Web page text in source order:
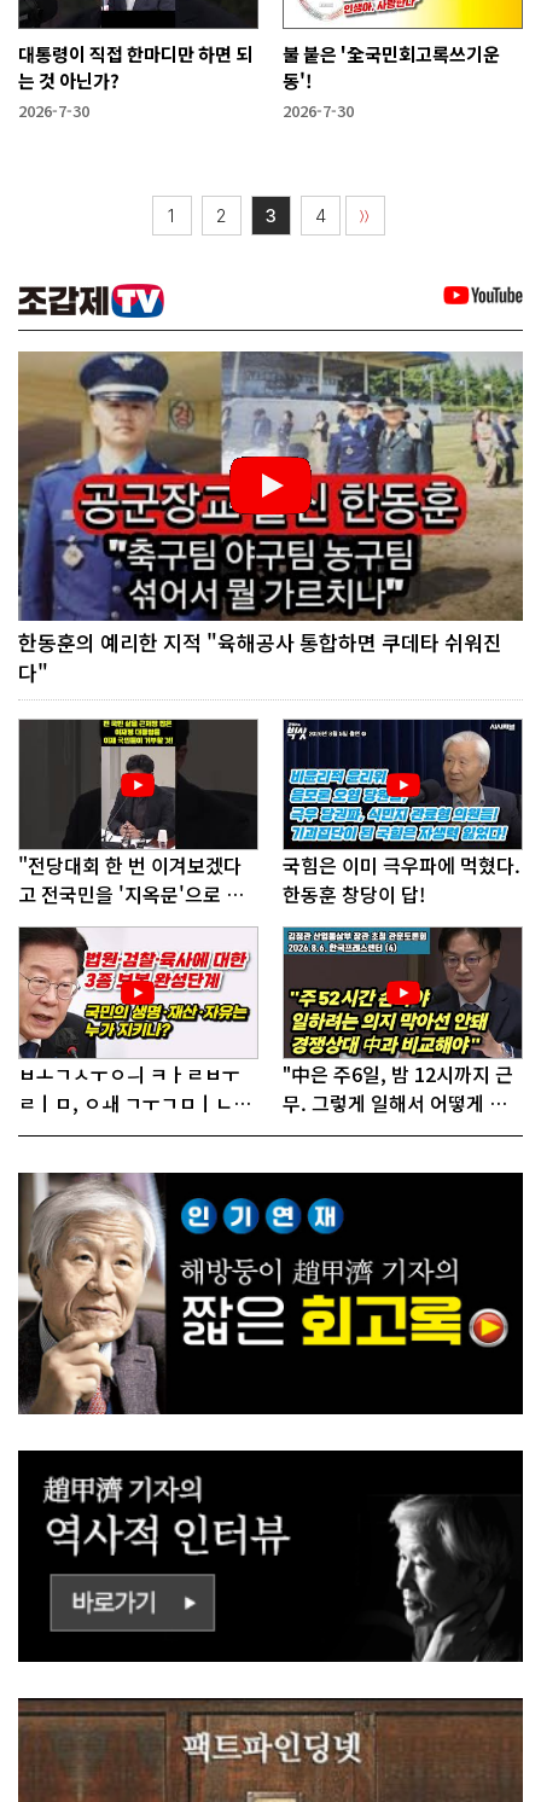
대통령이 직접 한마디만 하면 되
는 것 아닌가?
2026-7-30
불 붙은 '全국민회고록쓰기운
동'!
2026-7-30
1 2 3 4 〉〉
한동훈의 예리한 지적 "육해공사 통합하면 쿠데타 쉬워진
다"
"전당대회 한 번 이겨보겠다
고 전국민을 '지옥문'으로 밀
어!"
국힘은 이미 극우파에 먹혔다.
한동훈 창당이 답!
ㅂㅗㄱㅅㅜㅇㅢ ㅋㅏㄹㅂㅜ
ㄹㅣㅁ, ㅇㅙ ㄱㅜㄱㅁㅣㄴㄷ
ㅡㄹㅇㅣ ㄷㅏㅇㅎㅐㅇㅑ ㅎ
"中은 주6일, 밤 12시까지 근
무. 그렇게 일해서 어떻게 경
쟁하냐 반문하더라"